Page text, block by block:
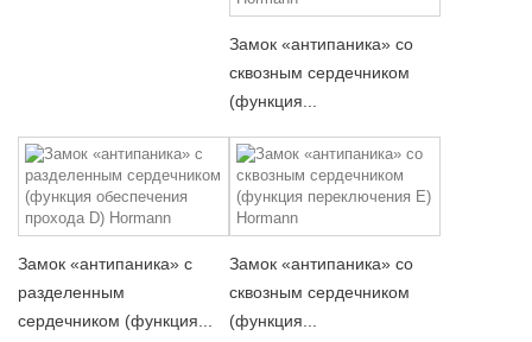
Замок «антипаника» со
сквозным сердечником
(функция...
Замок «антипаника» с
разделенным
сердечником (функция...
Замок «антипаника» со
сквозным сердечником
(функция...